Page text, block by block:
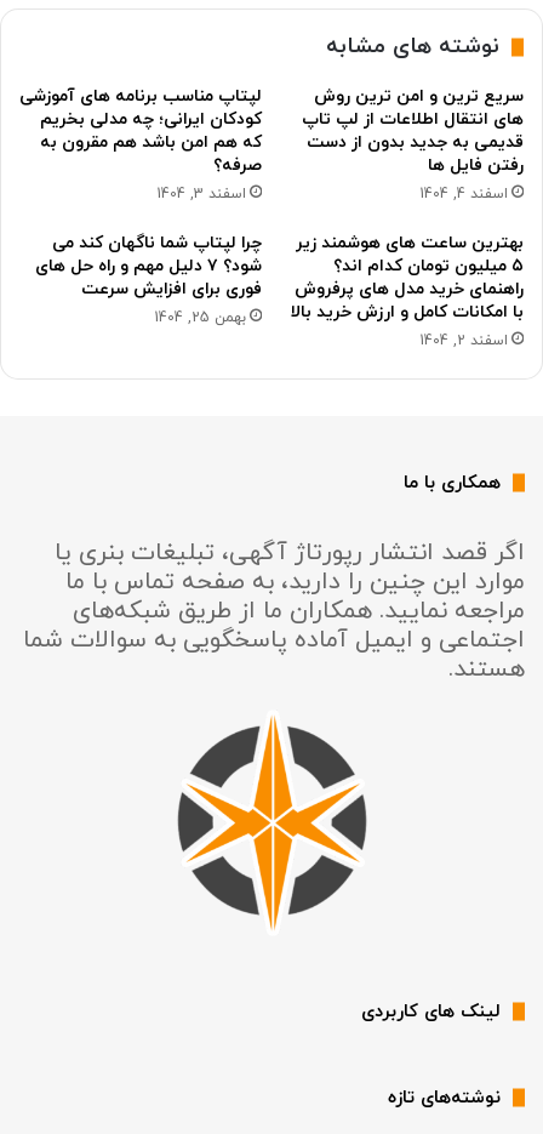
نوشته های مشابه
سریع ترین و امن ترین روش
های انتقال اطلاعات از لپ تاپ
قدیمی به جدید بدون از دست
رفتن فایل ها
اسفند 4, 1404
لپتاپ مناسب برنامه های آموزشی
کودکان ایرانی؛ چه مدلی بخریم
که هم امن باشد هم مقرون به
صرفه؟
اسفند 3, 1404
بهترین ساعت های هوشمند زیر
۵ میلیون تومان کدام اند؟
راهنمای خرید مدل های پرفروش
با امکانات کامل و ارزش خرید بالا
اسفند 2, 1404
چرا لپتاپ شما ناگهان کند می
شود؟ ۷ دلیل مهم و راه حل های
فوری برای افزایش سرعت
بهمن 25, 1404
همکاری با ما
اگر قصد انتشار رپورتاژ آگهی، تبلیغات بنری یا
موارد این چنین را دارید، به صفحه تماس با ما
مراجعه نمایید. همکاران ما از طریق شبکه‌های
اجتماعی و ایمیل آماده پاسخگویی به سوالات شما
هستند.
لینک های کاربردی
نوشته‌های تازه